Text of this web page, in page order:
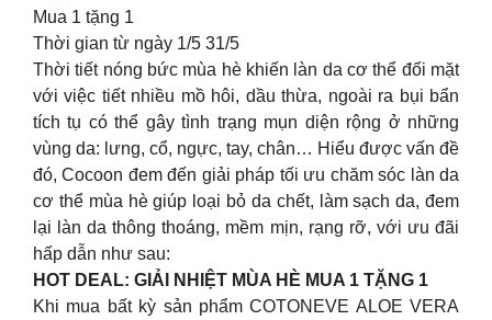
Mua 1 tặng 1
Thời gian từ ngày 1/5 31/5
Thời tiết nóng bức mùa hè khiến làn da cơ thể đối mặt
với việc tiết nhiều mồ hôi, dầu thừa, ngoài ra bụi bẩn
tích tụ có thể gây tình trạng mụn diện rộng ở những
vùng da: lưng, cổ, ngực, tay, chân… Hiểu được vấn đề
đó, Cocoon đem đến giải pháp tối ưu chăm sóc làn da
cơ thể mùa hè giúp loại bỏ da chết, làm sạch da, đem
lại làn da thông thoáng, mềm mịn, rạng rỡ, với ưu đãi
hấp dẫn như sau:
HOT DEAL: GIẢI NHIỆT MÙA HÈ MUA 1 TẶNG 1
Khi mua bất kỳ sản phẩm COTONEVE ALOE VERA